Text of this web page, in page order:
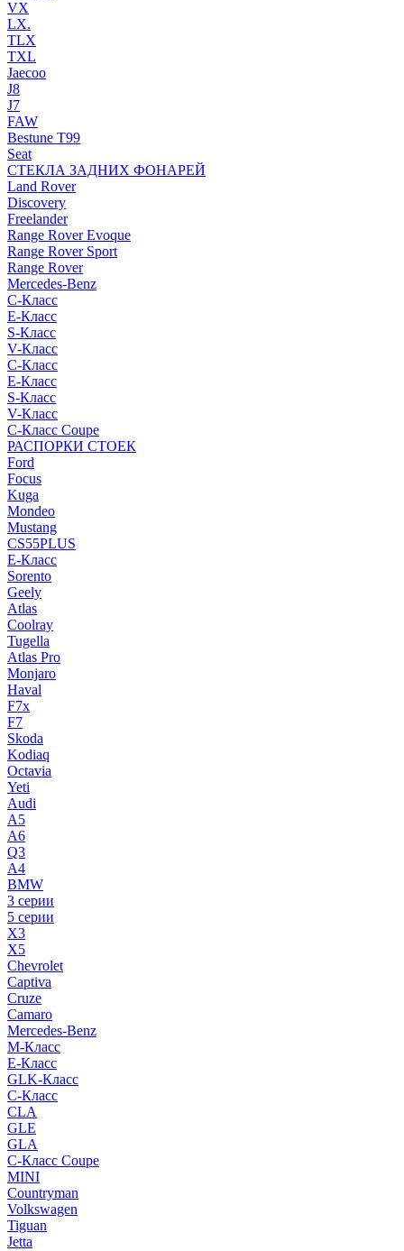
VX
LX.
TLX
TXL
Jaecoo
J8
J7
FAW
Bestune T99
Seat
СТЕКЛА ЗАДНИХ ФОНАРЕЙ
Land Rover
Discovery
Freelander
Range Rover Evoque
Range Rover Sport
Range Rover
Mercedes-Benz
C-Класс
E-Класс
S-Класс
V-Класс
C-Класс
E-Класс
S-Класс
V-Класс
C-Класс Coupe
РАСПОРКИ СТОЕК
Ford
Focus
Kuga
Mondeo
Mustang
CS55PLUS
E-Класс
Sorento
Geely
Atlas
Coolray
Tugella
Atlas Pro
Monjaro
Haval
F7x
F7
Skoda
Kodiaq
Octavia
Yeti
Audi
A5
A6
Q3
A4
BMW
3 серии
5 серии
X3
X5
Chevrolet
Captiva
Cruze
Camaro
Mercedes-Benz
M-Класс
E-Класс
GLK-Класс
C-Класс
CLA
GLE
GLA
C-Класс Coupe
MINI
Countryman
Volkswagen
Tiguan
Jetta